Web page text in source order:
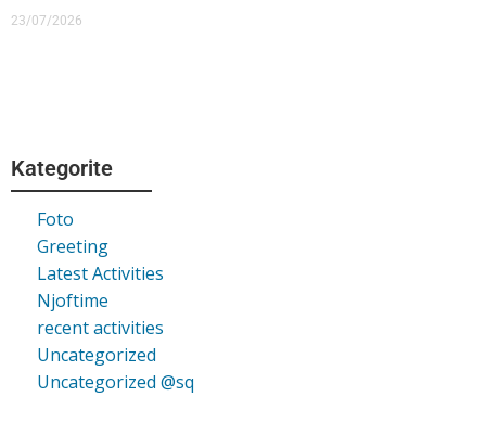
23/07/2026
Kategorite
Foto
Greeting
Latest Activities
Njoftime
recent activities
Uncategorized
Uncategorized @sq